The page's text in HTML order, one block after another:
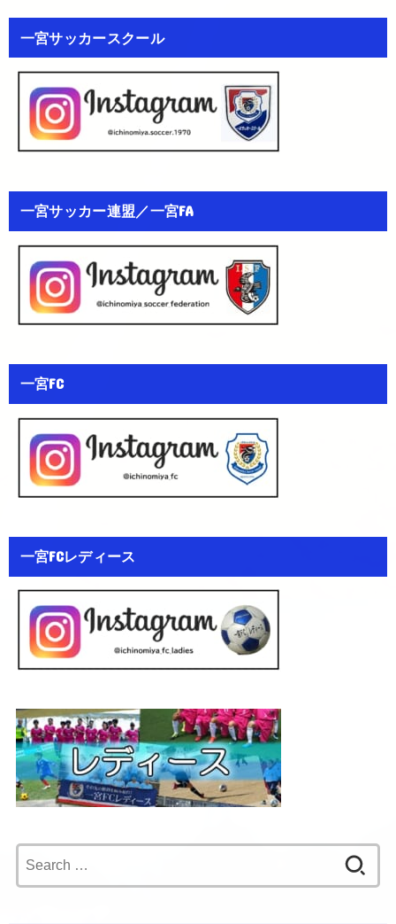
一宮サッカースクール
一宮サッカー連盟／一宮FA
一宮FC
一宮FCレディース
for: